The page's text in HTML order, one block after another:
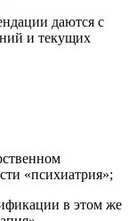
даются с
и текущих
«психиатрия»;
в этом же